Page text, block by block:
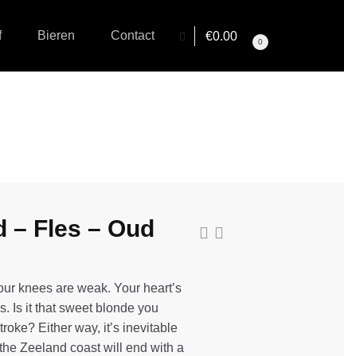
€0.00 0
Bieren Contact
– Fles – Oud
knees are weak. Your heart’s
Is it that sweet blonde you
Either way, it’s inevitable
Zeeland coast will end with a